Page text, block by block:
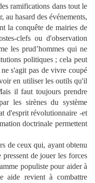
ramifications dans tout le
au hasard des événements,
la conquête de mairies de
clefs ou d'observation
les prud’hommes qui ne
politiques ; cela peut
s'agit pas de vivre coupé
en utiliser les outils qu'il
il faut toujours prendre
les sirènes du système
d'esprit révolutionnaire -et
doctrinale permettent
de ceux qui, ayant obtenu
pressent de jouer les forces
populiste pour aider à
aide revient à combattre